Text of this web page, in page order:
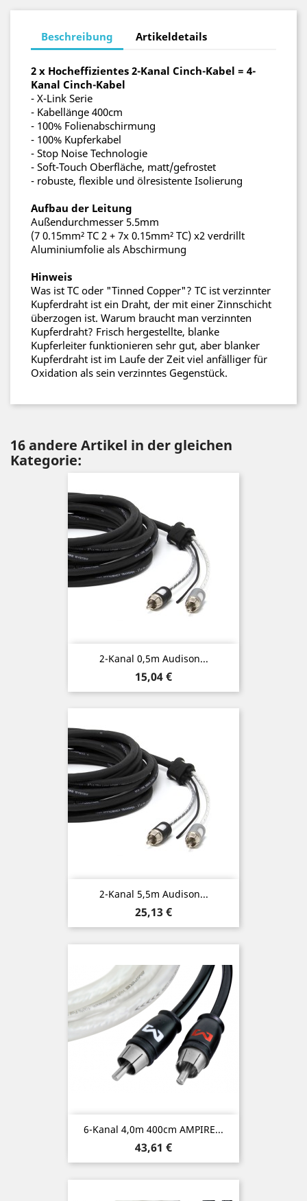
Beschreibung Artikeldetails
2 x Hocheffizientes 2-Kanal Cinch-Kabel = 4-
Kanal Cinch-Kabel
- X-Link Serie
- Kabellänge 400cm
- 100% Folienabschirmung
- 100% Kupferkabel
- Stop Noise Technologie
- Soft-Touch Oberfläche, matt/gefrostet
- robuste, flexible und ölresistente Isolierung
Aufbau der Leitung
Außendurchmesser 5.5mm
(7 0.15mm² TC 2 + 7x 0.15mm² TC) x2 verdrillt
Aluminiumfolie als Abschirmung
Hinweis
Was ist TC oder "Tinned Copper"? TC ist verzinnter
Kupferdraht ist ein Draht, der mit einer Zinnschicht
überzogen ist. Warum braucht man verzinnten
Kupferdraht? Frisch hergestellte, blanke
Kupferleiter funktionieren sehr gut, aber blanker
Kupferdraht ist im Laufe der Zeit viel anfälliger für
Oxidation als sein verzinntes Gegenstück.
16 andere Artikel in der gleichen
Kategorie:
2-Kanal 0,5m Audison...
Preis
15,04 €
2-Kanal 5,5m Audison...
Preis
25,13 €
6-Kanal 4,0m 400cm AMPIRE...
Preis
43,61 €